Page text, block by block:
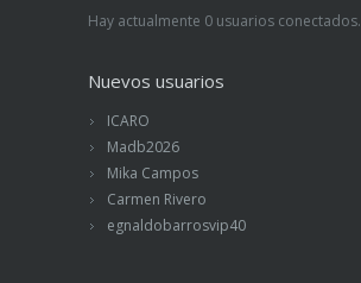
Hay actualmente 0 usuarios conectados.
Nuevos usuarios
ICARO
Madb2026
Mika Campos
Carmen Rivero
egnaldobarrosvip40